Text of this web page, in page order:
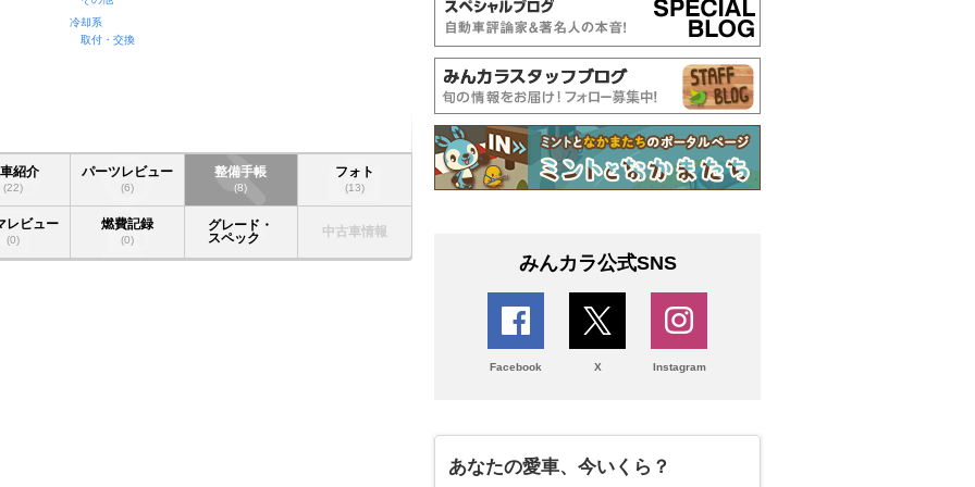
冷却系
取付・交換
紹介
(22)
パーツレビュー
(6)
整備手帳
(8)
フォト
(13)
レビュー
(0)
燃費記録
(0)
グレード・
スペック
中古車情報
みんカラ公式SNS
Facebook X Instagram
あなたの愛車、今いくら？